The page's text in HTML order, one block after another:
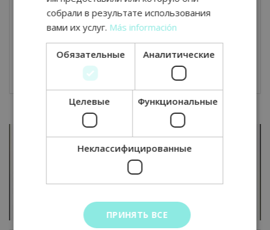
Три основных совета по предотвращению
кражи из Вашего автофургона
Комментариев нет
собрали в результате использования
вами их услуг. Más información
Обязательные Аналитические
Целевые Функциональные
Неклассифицированные
ПРИНЯТЬ ВСЕ